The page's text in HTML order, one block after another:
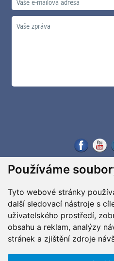
Používáme
Tyto webové stránky
další sledovací nástroje s
uživatelského prostředí,
obsahu a reklam, analýzy
stránek a zjištění zdroje